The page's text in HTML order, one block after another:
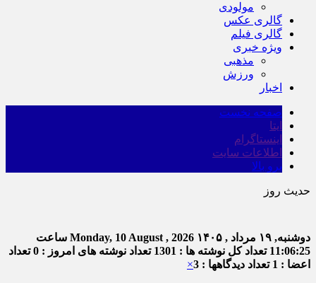
مولودی
گالری عکس
گالری فیلم
ویژه خبری
مذهبی
ورزش
اخبار
صفحه نخست
ایتا
اینستاگرام
اطلاعات سایت
برو بالا
حدیث روز
دوشنبه, ۱۹ مرداد , ۱۴۰۵ Monday, 10 August , 2026 ساعت
11:06:25 تعداد کل نوشته ها : 1301 تعداد نوشته های امروز : 0
تعداد
اعضا : 1
تعداد دیدگاهها : 3 ×